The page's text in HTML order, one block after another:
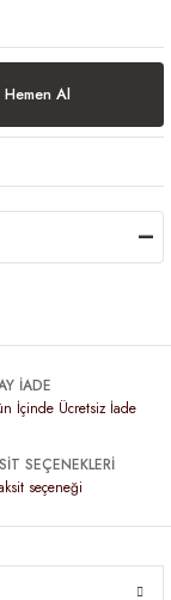
Hemen Al
İADE
İçinde Ücretsiz İade
SEÇENEKLERİ
seçeneği